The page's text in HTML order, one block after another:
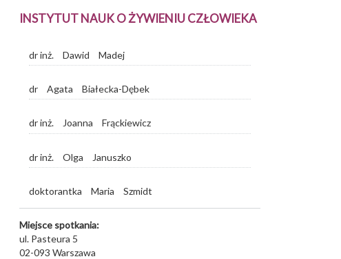
INSTYTUT NAUK O ŻYWIENIU CZŁOWIEKA
dr inż. Dawid Madej
dr Agata Białecka-Dębek
dr inż. Joanna Frąckiewicz
dr inż. Olga Januszko
doktorantka Maria Szmidt
Miejsce spotkania:
ul. Pasteura 5
02-093 Warszawa